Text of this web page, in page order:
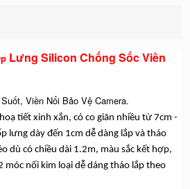
Lưng Silicon Chống Sốc Viền
Viền Nổi Bảo Vệ Camera.
tiết xinh xắn, có co giãn nhiều từ 7cm -
lưng dày đến 1cm dễ dàng lắp và tháo
dù có chiều dài 1.2m, màu sắc kết hợp,
móc nối kim loại dễ dáng tháo lắp theo